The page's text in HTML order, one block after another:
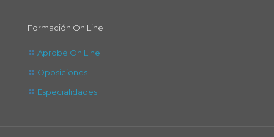
Formación On Line
Aprobé On Line
Oposiciones
Especialidades